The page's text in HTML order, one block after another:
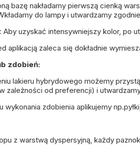
bazę nakładamy pierwszą cienką
do lampy i utwardzamy
Aby uzyskać intensywniejszy kolor, po
aplikacją zaleca się dokładnie
zdobień:
lakieru hybrydowego możemy
zależności od preferencji) i
wykonania zdobienia aplikujemy
z warstwą dyspersyjną, każdy